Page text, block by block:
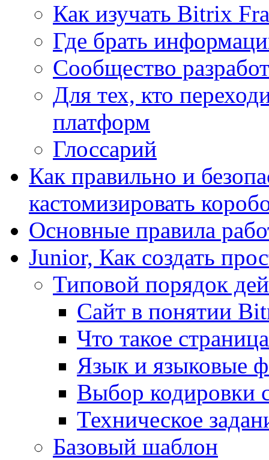
Как изучать Bitrix
Где брать
Сообщество
Для тех, кто
платформ
Глоссарий
Как правильно и
кастомизировать
Основные правила
Junior, Как создать
Типовой порядок
Сайт в понятии
Что такое страница
Язык и языковые
Выбор кодировки
Техническое
Базовый шаблон